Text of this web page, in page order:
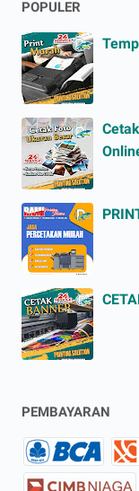
POPULER
PEMBAYARAN